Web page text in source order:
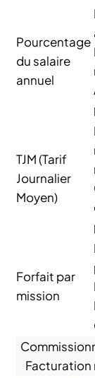
Pourcentage
du salaire
annuel
TJM (Tarif
Journalier
Moyen)
Forfait par
mission
Facturation